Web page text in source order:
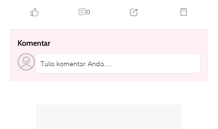
0
Komentar
Tulis komentar Anda....